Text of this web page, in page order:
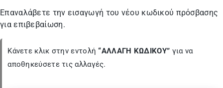
Επαναλάβετε την εισαγωγή του νέου κωδικού πρόσβασης
για επιβεβαίωση.
Κάνετε κλικ στην εντολή“ΑΛΛΑΓΗ KΩΔΙΚΟΥ” για να
αποθηκεύσετε τις αλλαγές.